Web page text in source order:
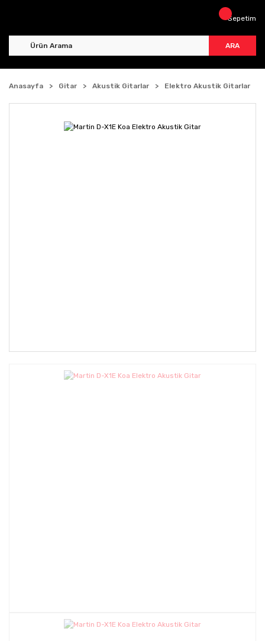
ARA
Sepetim
Anasayfa Gitar Akustik Gitarlar Elektro Akustik Gitarlar